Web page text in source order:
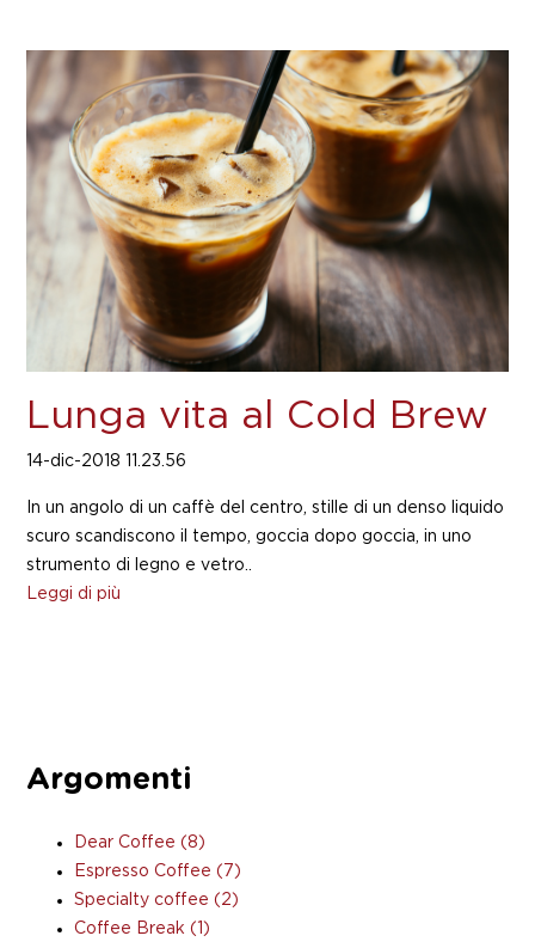
Lunga vita al Cold Brew
14-dic-2018 11.23.56
In un angolo di un caffè del centro, stille di un denso liquido
scuro scandiscono il tempo, goccia dopo goccia, in uno
strumento di legno e vetro..
Leggi di più
Argomenti
Dear Coffee(8)
Espresso Coffee(7)
Specialty coffee(2)
Coffee Break(1)